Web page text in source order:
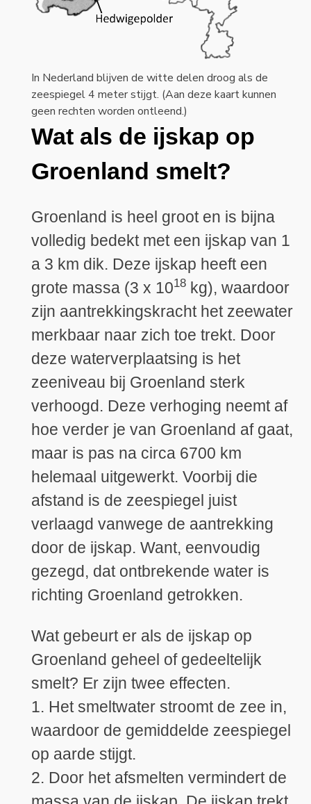
In Nederland blijven de witte delen droog als de
zeespiegel 4 meter stijgt. (Aan deze kaart kunnen
geen rechten worden ontleend.)
Wat als de ijskap op
Groenland smelt?
Groenland is heel groot en is bijna
volledig bedekt met een ijskap van 1
a 3 km dik. Deze ijskap heeft een
grote massa (3 x 1018 kg), waardoor
zijn aantrekkingskracht het zeewater
merkbaar naar zich toe trekt. Door
deze waterverplaatsing is het
zeeniveau bij Groenland sterk
verhoogd. Deze verhoging neemt af
hoe verder je van Groenland af gaat,
maar is pas na circa 6700 km
helemaal uitgewerkt. Voorbij die
afstand is de zeespiegel juist
verlaagd vanwege de aantrekking
door de ijskap. Want, eenvoudig
gezegd, dat ontbrekende water is
richting Groenland getrokken.
Wat gebeurt er als de ijskap op
Groenland geheel of gedeeltelijk
smelt? Er zijn twee effecten.
1. Het smeltwater stroomt de zee in,
waardoor de gemiddelde zeespiegel
op aarde stijgt.
2. Door het afsmelten vermindert de